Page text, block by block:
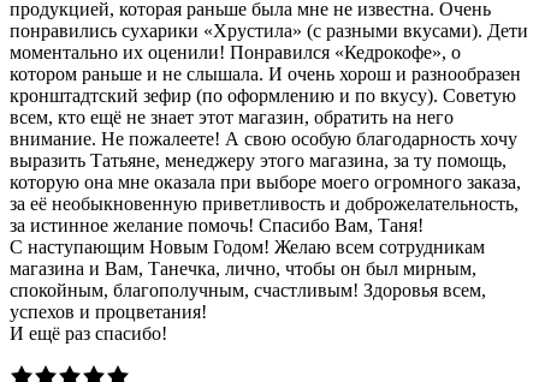
продукцией, которая раньше была мне не известна. Очень
понравились сухарики «Хрустила» (с разными вкусами). Дети
моментально их оценили! Понравился «Кедрокофе», о
котором раньше и не слышала. И очень хорош и разнообразен
кронштадтский зефир (по оформлению и по вкусу). Советую
всем, кто ещё не знает этот магазин, обратить на него
внимание. Не пожалеете! А свою особую благодарность хочу
выразить Татьяне, менеджеру этого магазина, за ту помощь,
которую она мне оказала при выборе моего огромного заказа,
за её необыкновенную приветливость и доброжелательность,
за истинное желание помочь! Спасибо Вам, Таня!
С наступающим Новым Годом! Желаю всем сотрудникам
магазина и Вам, Танечка, лично, чтобы он был мирным,
спокойным, благополучным, счастливым! Здоровья всем,
успехов и процветания!
И ещё раз спасибо!